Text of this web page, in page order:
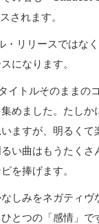
されます。
・リリースではな
になります。
イトルそのままの
めました。たし
ますが、明るく
い曲はもうたく
を捧げます。
しみをネガティ
とつの「感情」で